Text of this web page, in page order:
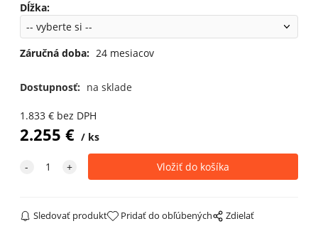
Dĺžka:
Záručná doba: 24 mesiacov
Dostupnosť: na sklade
1.833€ bez DPH
2.255 € ks
Sledovať produkt Pridať do obľúbených Zdielať